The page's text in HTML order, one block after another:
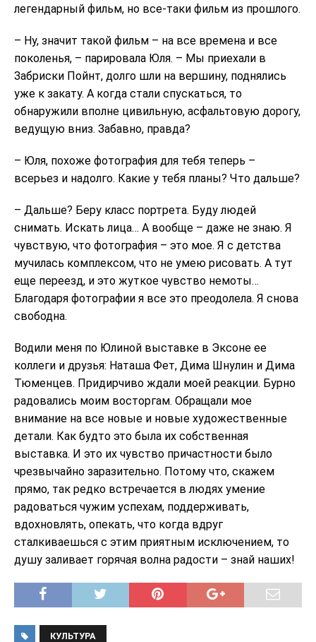
легендарный фильм, но все-таки фильм из прошлого.
– Ну, значит такой фильм – на все времена и все
поколенья, – парировала Юля. – Мы приехали в
Забриски Пойнт, долго шли на вершину, поднялись
уже к закату. А когда стали спускаться, то
обнаружили вполне цивильную, асфальтовую дорогу,
ведущую вниз. Забавно, правда?
– Юля, похоже фотография для тебя теперь –
всерьез и надолго. Какие у тебя планы? Что дальше?
– Дальше? Беру класс портрета. Буду людей
снимать. Искать лица… А вообще – даже не знаю. Я
чувствую, что фотография – это мое. Я с детства
мучилась комплексом, что не умею рисовать. А тут
еще переезд, и это жуткое чувство немоты…
Благодаря фотографии я все это преодолела. Я снова
свободна.
Водили меня по Юлиной выставке в Эксоне ее
коллеги и друзья: Наташа Фет, Дима Шнулин и Дима
Тюменцев. Придирчиво ждали моей реакции. Бурно
радовались моим восторгам. Обращали мое
внимание на все новые и новые художественные
детали. Как будто это была их собственная
выставка. И это их чувство причастности было
чрезвычайно заразительно. Потому что, скажем
прямо, так редко встречается в людях умение
радоваться чужим успехам, поддерживать,
вдохновлять, опекать, что когда вдруг
сталкиваешься с этим приятным исключением, то
душу заливает горячая волна радости – знай наших!
КУЛЬТУРА